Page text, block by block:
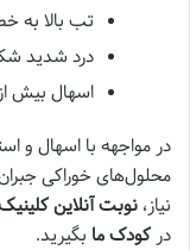
تب بالا به
درد شدید
اسهال بیش
در مواجهه با اسهال و
نیاز، نوبت آنلاین
در کودک ما بگیرید.